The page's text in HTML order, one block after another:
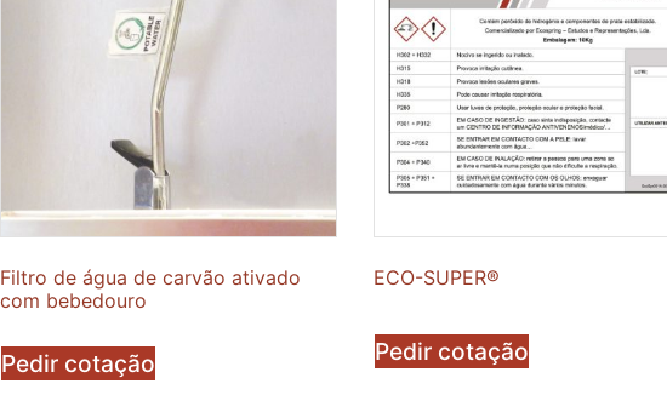
Filtro de água de carvão ativado
com bebedouro
Pedir cotação
ECO-SUPER®
Pedir cotação